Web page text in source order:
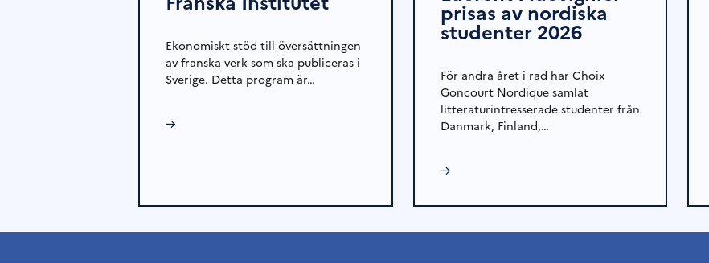
Ekonomiskt stöd till översättningen
av franska verk som ska publiceras i
Sverige. Detta program är…
→
prisas av nordiska
studenter 2026
För andra året i rad har Choix
Goncourt Nordique samlat
litteraturintresserade studenter från
Danmark, Finland,…
→